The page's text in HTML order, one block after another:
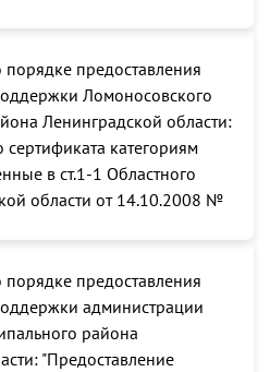
предоставления
Ломоносовского
Ленинградской области:
категориям
в ст.1-1 Областного
области от 14.10.2008 №
предоставления
администрации
района
"Предоставление